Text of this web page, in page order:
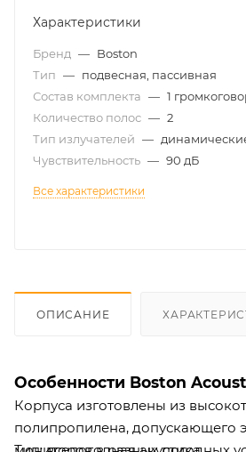
Характеристики
Бренд — Boston
Тип — подвесная, пассивная
Состав комплекта — 1
Количество полос — 2
Тип излучателей —
Чувствительность — 90 дБ
Все характеристики
ОПИСАНИЕ
Особенности Boston
Корпуса изготовлены из
полипропилена, допускающего